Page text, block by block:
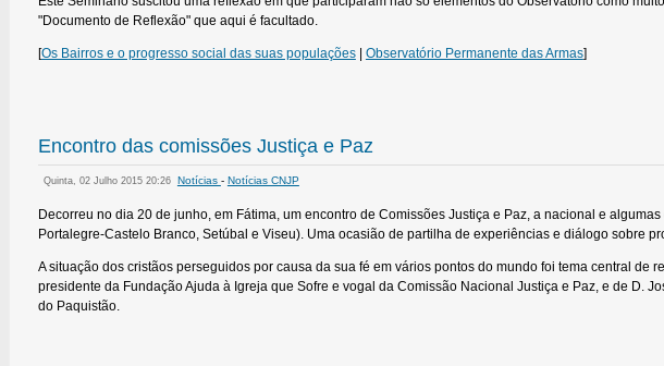
"Documento de Reflexão" que aqui é facultado.
[Os Bairros e o progresso social das suas populações| Observatório Permanente das Armas]
Encontro das comissões Justiça e Paz
Quinta, 02 Julho 2015 20:26 Notícias - Notícias CNJP
Decorreu no dia 20 de junho, em Fátima, um encontro de Comissões Justiça e Paz, a nacional e
Portalegre-Castelo Branco, Setúbal e Viseu). Uma ocasião de partilha de experiências e diálogo sobre
A situação dos cristãos perseguidos por causa da sua fé em vários pontos do mundo foi tema central de
presidente da Fundação Ajuda à Igreja que Sofre e vogal da Comissão Nacional Justiça e Paz, e de D.
do Paquistão.